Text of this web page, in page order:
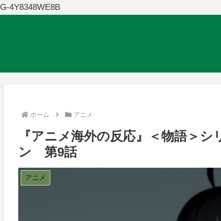
G-4Y8348WE8B
ホーム アニメ
『アニメ海外の反応』＜物語＞
ン 第9話
アニメ